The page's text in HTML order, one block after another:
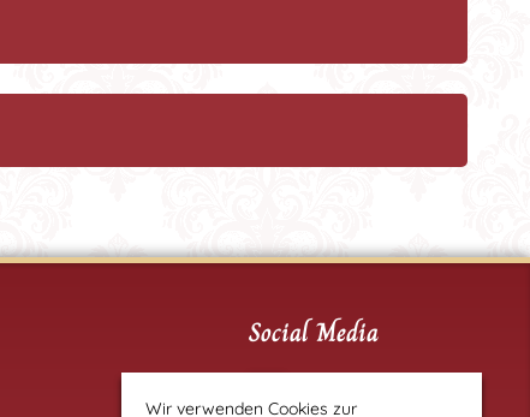
Wir verwenden Cookies zur
Social Media